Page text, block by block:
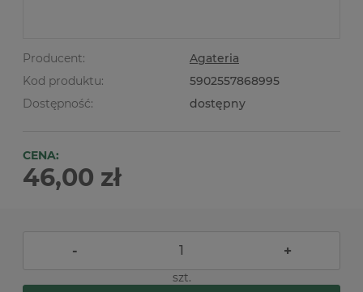
Producent:
Agateria
Kod produktu:
5902557868995
Dostępność:
dostępny
CENA:
46,00 zł
- +
szt.